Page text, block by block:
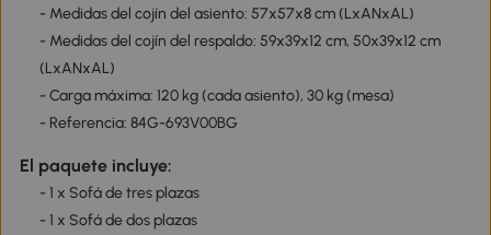
- Medidas del cojín del asiento: 57x57x8 cm (LxANxAL)
- Medidas del cojín del respaldo: 59x39x12 cm, 50x39x12 cm
(LxANxAL)
- Carga máxima: 120 kg (cada asiento), 30 kg (mesa)
- Referencia: 84G-693V00BG
El paquete incluye:
- 1 x Sofá de tres plazas
- 1 x Sofá de dos plazas